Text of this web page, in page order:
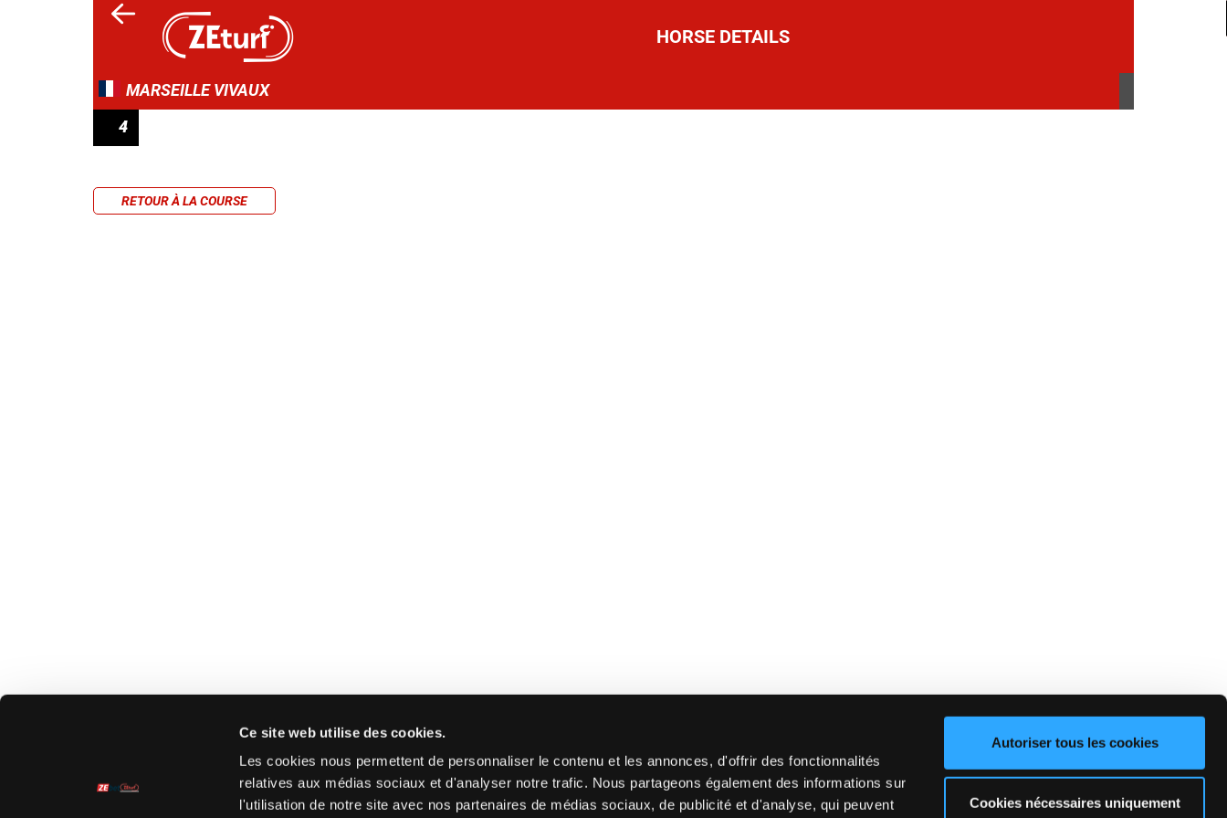
Ce site web utilise des cookies.
Les cookies nous permettent de personnaliser le contenu et les annonces, d'offrir des fonctionnalités
relatives aux médias sociaux et d'analyser notre trafic. Nous partageons également des informations sur
l'utilisation de notre site avec nos partenaires de médias sociaux, de publicité et d'analyse, qui peuvent
Autoriser tous les cookies
Cookies nécessaires uniquement
HORSE DETAILS
MARSEILLE VIVAUX
4
RETOUR À LA COURSE